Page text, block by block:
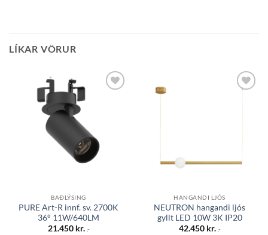
LÍKAR VÖRUR
BAÐLÝSING
PURE Art-R innf. sv. 2700K
36° 11W/640LM
21.450 kr. .-
HANGANDI LJÓS
NEUTRON hangandi ljós
gyllt LED 10W 3K IP20
42.450 kr. .-